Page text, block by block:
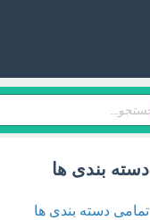
دسته بندی ها
تمامی دسته بندی ها